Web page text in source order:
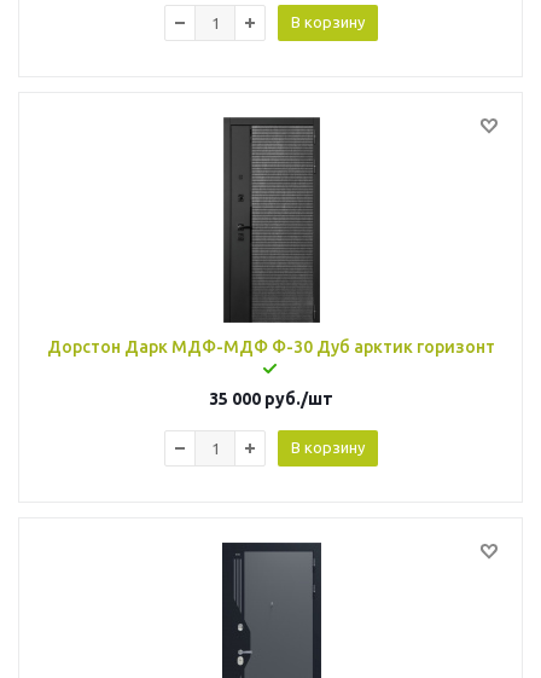
В корзину
Дорстон Дарк МДФ-МДФ Ф-30 Дуб арктик горизонт
35 000 руб./шт
В корзину